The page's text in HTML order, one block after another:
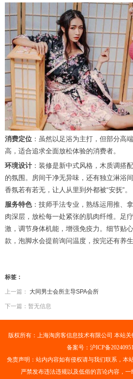
消费定位 ：虽然以足浴为主打，但部分高
高，适合追求全面放松体验的消费者。
环境设计 ：装修是新中式风格，木质调搭
的氛围。房间干净无异味，还有独立淋浴
香氛若有若无，让人从里到外都被“安抚”。
服务特色：技师手法专业，熟练运用推、
肉深层，放松每一处紧张的肌肉纤维。足
激，调节身体机能，增强免疫力。细节贴
款，泡脚水会提前询问温度，按完还有养生
标签：
上一篇： 大同男士会所主导SPA会所
下一篇：暂无信息
版权所有：上海淘房客信息技术有限公司 本站关
备案号： 沪ICP备
免责声明：站内内容如有侵权请与我们联系，本
严禁发布违法违规以及低俗的言论内容，一